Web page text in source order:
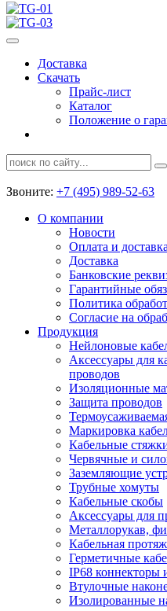
Доставка
Скачать
Прайс-лист
Каталог
Положение о
Звоните: +7 (495) 989-52-63
О компании
Новости
Оплата и доставка
Доставка
Банковские
Гарантийные
Политика
Согласие на
Продукция
Нейлоновые
Аксессуары для
проводов
Изоляционные
Защита проводов
Маркировка
Кабельные
Червячные и
Заземляющие
Трубные хомуты
Кабельные скобы
Аксессуары для
Металлорукав,
Кабельная
Герметичные
IP68 коннекторы
Втулочные
Изолированные